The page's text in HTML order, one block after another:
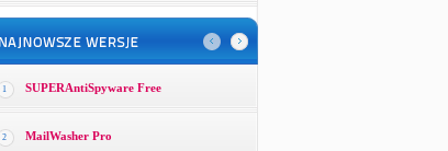
1 SUPERAntiSpyware Free
2 MailWasher Pro